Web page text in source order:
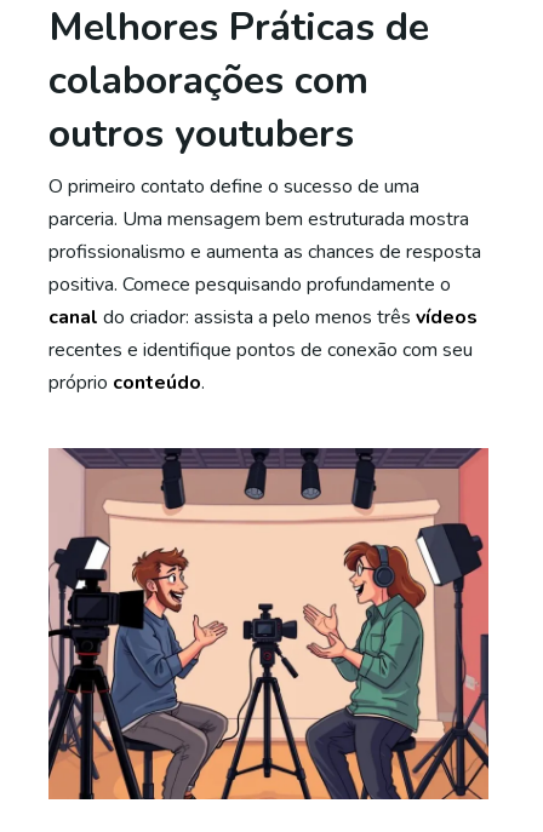
Melhores Práticas de
colaborações com
outros youtubers
O primeiro contato define o sucesso de uma
parceria. Uma mensagem bem estruturada mostra
profissionalismo e aumenta as chances de resposta
positiva. Comece pesquisando profundamente o
canal do criador: assista a pelo menos três vídeos
recentes e identifique pontos de conexão com seu
próprio conteúdo.